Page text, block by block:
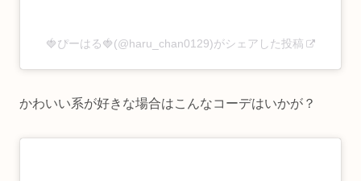
🍓ぴーはる🍓(@haru_chan0129)がシェアした投稿
かわいい系が好きな場合はこんなコーデはいかが？